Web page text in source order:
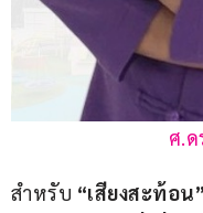
ศ.
สำหรับ “เสียงสะท้อน”